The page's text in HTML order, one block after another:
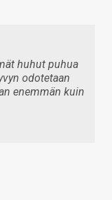
huhut puhua
odotetaan
enemmän kuin